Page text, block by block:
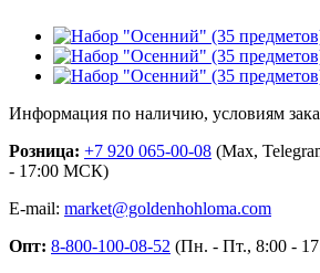
Информация по наличию, условиям
Розница: +7 920 065-00-08 (Max,
- 17:00 МСК)
E-mail: market@goldenhohloma.com
Опт: 8-800-100-08-52 (Пн. - Пт., 8:00 -